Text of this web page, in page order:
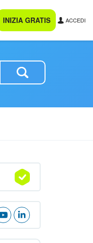
INIZIA GRATIS ACCEDI